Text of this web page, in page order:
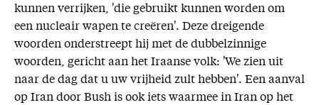
kunnen verrijken, 'die gebruikt kunnen worden om
een nucleair wapen te creëren'. Deze dreigende
woorden onderstreept hij met de dubbelzinnige
woorden, gericht aan het Iraanse volk: 'We zien uit
naar de dag dat u uw vrijheid zult hebben'. Een aanval
op Iran door Bush is ook iets waarmee in Iran op het